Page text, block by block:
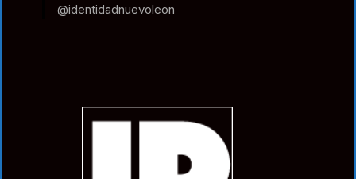
@identidadnuevoleon